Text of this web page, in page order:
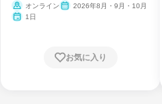
ム
オンライン
2026年8月・9月・10月
1日
お気に入り